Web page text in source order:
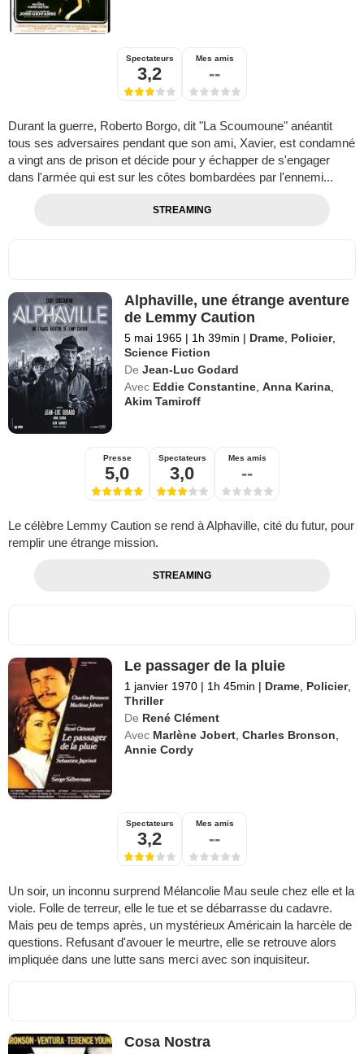
Spectateurs
3,2
Mes amis
--
Durant la guerre, Roberto Borgo, dit "La Scoumoune" anéantit
tous ses adversaires pendant que son ami, Xavier, est condamné
a vingt ans de prison et décide pour y échapper de s'engager
dans l'armée qui est sur les côtes bombardées par l'ennemi...
STREAMING
Alphaville, une étrange aventure
de Lemmy Caution
5 mai 1965 | 1h 39min | Drame Policier,
Science Fiction
De Jean-Luc Godard
Avec Eddie Constantine ,Anna Karina
Akim Tamiroff
Presse
5,0
Spectateurs
3,0
Mes amis
--
Le célèbre Lemmy Caution se rend à Alphaville, cité du futur, pour
remplir une étrange mission.
STREAMING
Le passager de la pluie
1 janvier 1970 | 1h 45min | Drame Policier,
Thriller
De René Clément
Avec Marlène Jobert ,Charles Bronson
Annie Cordy
Spectateurs
3,2
Mes amis
--
Un soir, un inconnu surprend Mélancolie Mau seule chez elle et la
viole. Folle de terreur, elle le tue et se débarrasse du cadavre.
Mais peu de temps après, un mystérieux Américain la harcèle de
questions. Refusant d'avouer le meurtre, elle se retrouve alors
impliquée dans une lutte sans merci avec son inquisiteur.
Cosa Nostra